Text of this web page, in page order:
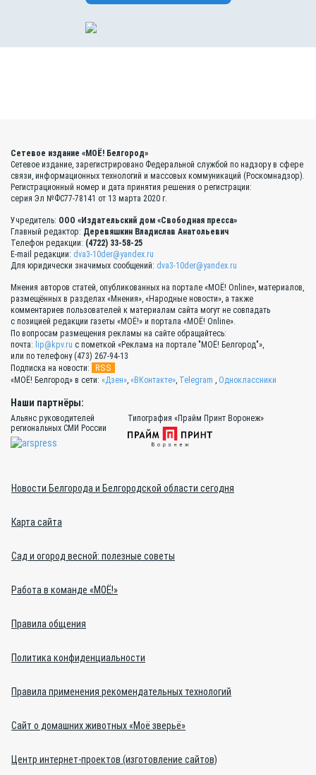
Сетевое издание «МОЁ! Белгород»
Сетевое издание, зарегистрировано Федеральной службой по надзору в сфере
связи, информационных технологий и массовых коммуникаций (Роскомнадзор).
Регистрационный номер и дата принятия решения о регистрации:
серия Эл №ФС77-78141 от 13 марта 2020 г.
Учредитель: ООО «Издательский дом «Свободная пресса»
Главный редактор: Деревяшкин Владислав Анатольевич
Телефон редакции: (4722) 33-58-25
E-mail редакции: dva3-10der@yandex.ru
Для юридически значимых сообщений: dva3-10der@yandex.ru
Мнения авторов статей, опубликованных на портале «МОЁ! Online», материалов,
размещённых в разделах «Мнения», «Народные новости», а также
комментариев пользователей к материалам сайта могут не совпадать
с позицией редакции газеты «МОЁ!» и портала «МОЁ! Online».
По вопросам размещения рекламы на сайте обращайтесь:
почта: lip@kpv.ru с пометкой «Реклама на портале "МОЁ! Белгород"»,
или по телефону (473) 267-94-13
Подписка на новости:
RSS
«МОЁ! Белгород» в сети: «Дзен», «ВКонтакте», Telegram , Одноклассники
Наши партнёры:
Альянс руководителей
региональных СМИ России
Типография «Прайм Принт Воронеж»
Новости Белгорода и Белгородской области сегодня
Карта сайта
Сад и огород весной: полезные советы
Работа в команде «МОЁ!»
Правила общения
Политика конфиденциальности
Правила применения рекомендательных технологий
Сайт о домашних животных «Моё зверьё»
Центр интернет-проектов (изготовление сайтов)